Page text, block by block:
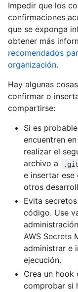
Impedir que los
confirmaciones
que se exponga
obtener más
recomendados
organización.
Hay algunas
confirmar o
compartirse:
Si es
encuentren
realizar el
archivo a
e insertar ese
otros
Evita
código. Use
AWS Secrets
administrar e
ejecución.
Crea un hook
comprobar si